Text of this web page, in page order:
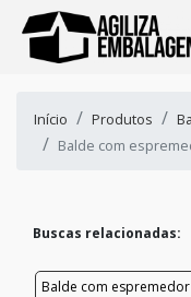
Início Produtos
Balde com
Buscas relacionadas:
Balde com